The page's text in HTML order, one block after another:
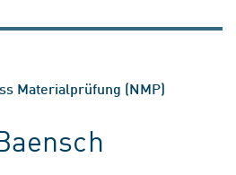
Materialprüfung (NMP)